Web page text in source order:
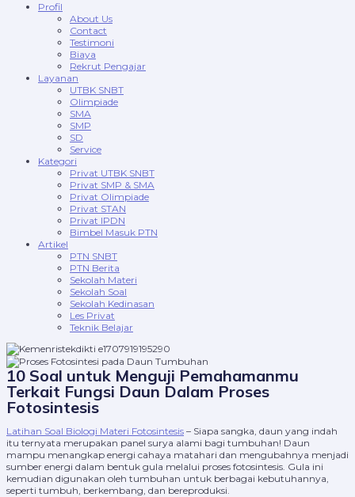
Profil
About Us
Contact
Testimoni
Biaya
Rekrut Pengajar
Layanan
UTBK SNBT
Olimpiade
SMA
SMP
SD
Service
Kategori
Privat UTBK SNBT
Privat SMP & SMA
Privat Olimpiade
Privat STAN
Privat IPDN
Bimbel Masuk PTN
Artikel
PTN SNBT
PTN Berita
Sekolah Materi
Sekolah Soal
Sekolah Kedinasan
Les Privat
Teknik Belajar
10 Soal untuk Menguji Pemahamanmu
Terkait Fungsi Daun Dalam Proses
Fotosintesis
Latihan Soal Biologi Materi Fotosintesis – Siapa sangka, daun yang indah
itu ternyata merupakan panel surya alami bagi tumbuhan! Daun
mampu menangkap energi cahaya matahari dan mengubahnya menjadi
sumber energi dalam bentuk gula melalui proses fotosintesis. Gula ini
kemudian digunakan oleh tumbuhan untuk berbagai kebutuhannya,
seperti tumbuh, berkembang, dan bereproduksi.